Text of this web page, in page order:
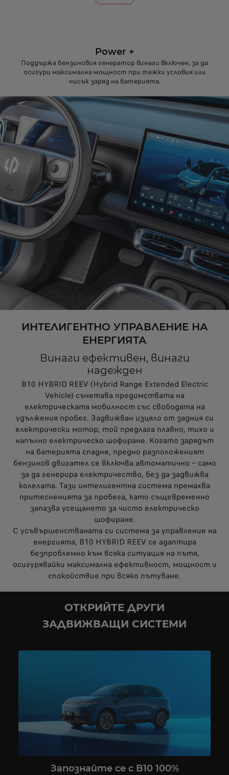
Power +
Поддържа бензиновия генератор винаги включен, за да
осигури максимална мощност при тежки условия или
нисък заряд на батерията.
ИНТЕЛИГЕНТНО УПРАВЛЕНИЕ НА
ЕНЕРГИЯТА
Винаги ефективен, винаги
надежден
B10 HYBRID REEV (Hybrid Range Extended Electric
Vehicle) съчетава предимствата на
електрическата мобилност със свободата на
удължения пробег. Задвижван изцяло от задния си
електрически мотор, той предлага плавно, тихо и
напълно електрическо шофиране. Когато зарядът
на батерията спадне, предно разположеният
бензинов двигател се включва автоматично – само
за да генерира електричество, без да задвижва
колелата. Тази интелигентна система премахва
притесненията за пробега, като същевременно
запазва усещането за чисто електрическо
шофиране.
С усъвършенстваната си система за управление на
енергията, B10 HYBRID REEV се адаптира
безпроблемно към всяка ситуация на пътя,
осигурявайки максимална ефективност, мощност и
спокойствие при всяко пътуване.
ОТКРИЙТЕ ДРУГИ
ЗАДВИЖВАЩИ СИСТЕМИ
Запознайте се с B10 100%